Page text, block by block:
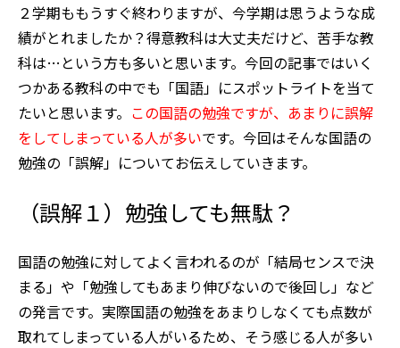
２学期ももうすぐ終わりますが、今学期は思うような成
績がとれましたか？得意教科は大丈夫だけど、苦手な教
科は…という方も多いと思います。今回の記事ではいく
つかある教科の中でも「国語」にスポットライトを当て
たいと思います。 この国語の勉強ですが、あまりに誤解
をしてしまっている人が多いです。今回はそんな国語の
勉強の「誤解」についてお伝えしていきます。
（誤解１）勉強しても無駄？
国語の勉強に対してよく言われるのが「結局センスで決
まる」や「勉強してもあまり伸びないので後回し」など
の発言です。実際国語の勉強をあまりしなくても点数が
取れてしまっている人がいるため、そう感じる人が多い